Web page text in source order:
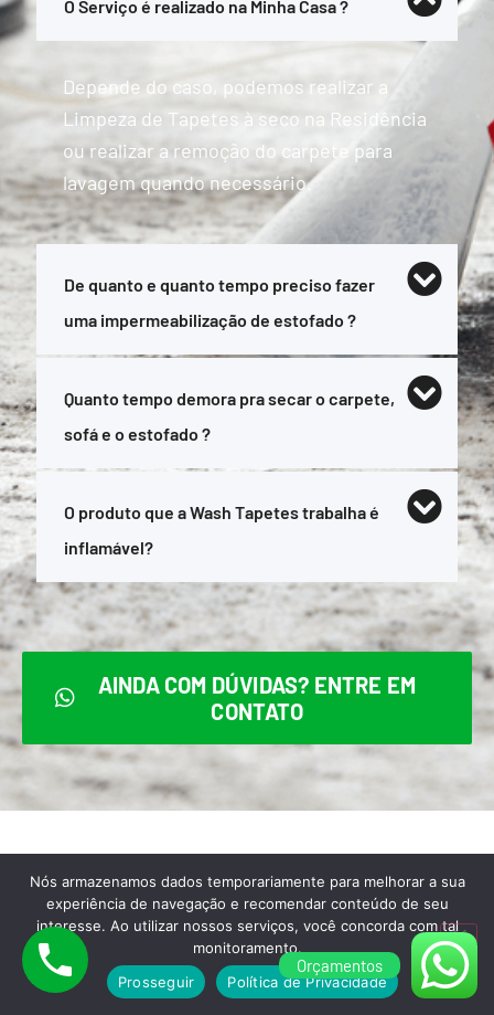
O Serviço é realizado na Minha Casa ?
Depende do caso, podemos realizar a
Limpeza de Tapetes à seco na Residência
ou realizar a remoção do carpete para
lavagem quando necessário.
De quanto e quanto tempo preciso fazer
uma impermeabilização de estofado ?
Quanto tempo demora pra secar o carpete,
sofá e o estofado ?
O produto que a Wash Tapetes trabalha é
inflamável?
AINDA COM DÚVIDAS? ENTRE EM
CONTATO
Para melhor atendê-lo,
aceitamos todas as formas de
pagamento abaixo:
Orçamentos
Nós armazenamos dados temporariamente para melhorar a sua
experiência de navegação e recomendar conteúdo de seu
interesse. Ao utilizar nossos serviços, você concorda com tal
monitoramento.
Prosseguir
Política de Privacidade